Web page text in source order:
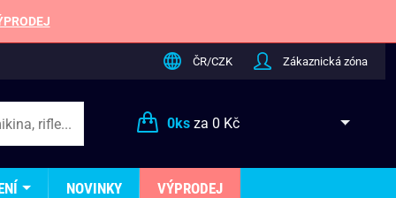
ČR/CZK Zákaznická zóna
0ksza 0 Kč
NOVINKY VÝPRODEJ